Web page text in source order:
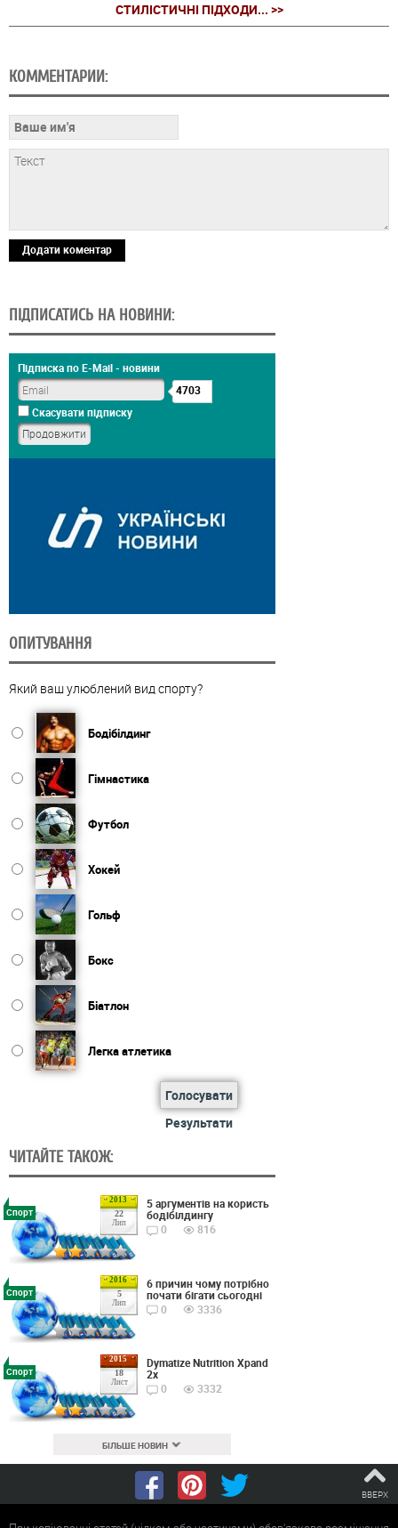
СТИЛІСТИЧНІ ПІДХОДИ... >>
КОММЕНТАРИИ:
Додати коментар
ПІДПИСАТИСЬ НА НОВИНИ:
Підписка по E-Mail - новини
4703
Скасувати підписку
ОПИТУВАННЯ
Який ваш улюблений вид спорту?
Бодібілдинг
Гімнастика
Футбол
Хокей
Гольф
Бокс
Біатлон
Легка атлетика
Голосувати
Результати
ЧИТАЙТЕ ТАКОЖ:
2013
22
Лип
Спорт
5 аргументів на користь
бодібілдингу
0
816
2016
5
Лип
Спорт
6 причин чому потрібно
почати бігати сьогодні
0
3336
2015
18
Лист
Спорт
Dymatize Nutrition Xpand
2x
0
3332
БІЛЬШЕ НОВИН
ВВЕРХ